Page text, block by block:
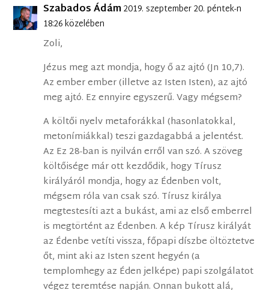
Szabados Ádám2019. szeptember 20. péntek-n
18:26 közelében
Zoli,
Jézus meg azt mondja, hogy ő az ajtó (Jn 10,7).
Az ember ember (illetve az Isten Isten), az ajtó
meg ajtó. Ez ennyire egyszerű. Vagy mégsem?
A költői nyelv metaforákkal (hasonlatokkal,
metonímiákkal) teszi gazdagabbá a jelentést.
Az Ez 28-ban is nyilván erről van szó. A szöveg
költőisége már ott kezdődik, hogy Tírusz
királyáról mondja, hogy az Édenben volt,
mégsem róla van csak szó. Tírusz királya
megtestesíti azt a bukást, ami az első emberrel
is megtörtént az Édenben. A kép Tírusz királyát
az Édenbe vetíti vissza, főpapi díszbe öltöztetve
őt, mint aki az Isten szent hegyén (a
templomhegy az Éden jelképe) papi szolgálatot